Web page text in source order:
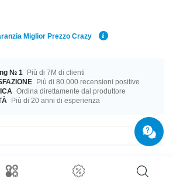
Miglior Prezzo Crazy
№ 1
Più di 7M di clienti
Più di 80.000 recensioni positive
Ordina direttamente dal produttore
Più di 20 anni di esperienza
quello che ci vuole. Scegli tra un